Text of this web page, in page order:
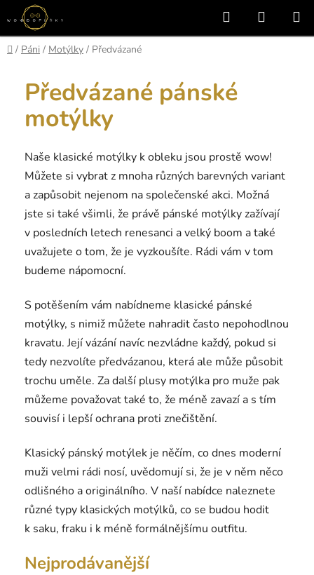
Přejít
na
obsah
Hledat
KOŠÍK
Domů
/ Páni / Motýlky / Předvázané
Předvázané pánské
motýlky
Naše klasické motýlky k obleku jsou prostě wow!
Můžete si vybrat z mnoha různých barevných variant
a zapůsobit nejenom na společenské akci. Možná
jste si také všimli, že právě pánské motýlky zažívají
v posledních letech renesanci a velký boom a také
uvažujete o tom, že je vyzkoušíte. Rádi vám v tom
budeme nápomocní.
S potěšením vám nabídneme klasické pánské
motýlky, s nimiž můžete nahradit často nepohodlnou
kravatu. Její vázání navíc nezvládne každý, pokud si
tedy nezvolíte předvázanou, která ale může působit
trochu uměle. Za další plusy motýlka pro muže pak
můžeme považovat také to, že méně zavazí a s tím
souvisí i lepší ochrana proti znečištění.
Klasický pánský motýlek je něčím, co dnes moderní
muži velmi rádi nosí, uvědomují si, že je v něm něco
odlišného a originálního. V naší nabídce naleznete
různé typy klasických motýlků, co se budou hodit
k saku, fraku i k méně formálnějšímu outfitu.
Nejprodávanější